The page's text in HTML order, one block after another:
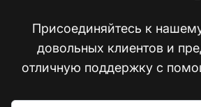
Присоединяйтесь к
довольных клиентов и
отличную поддержку с